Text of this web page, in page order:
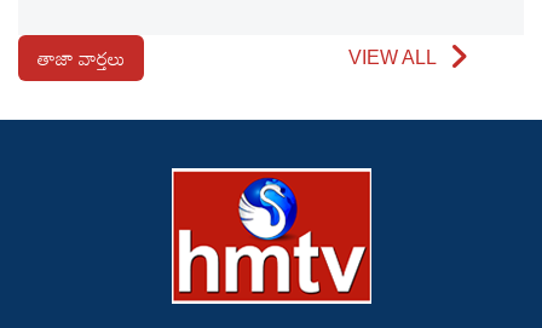
తాజా వార్తలు VIEW ALL